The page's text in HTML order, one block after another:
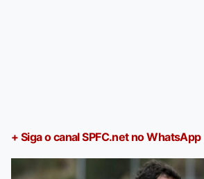
+ Siga o canal SPFC.net no WhatsApp